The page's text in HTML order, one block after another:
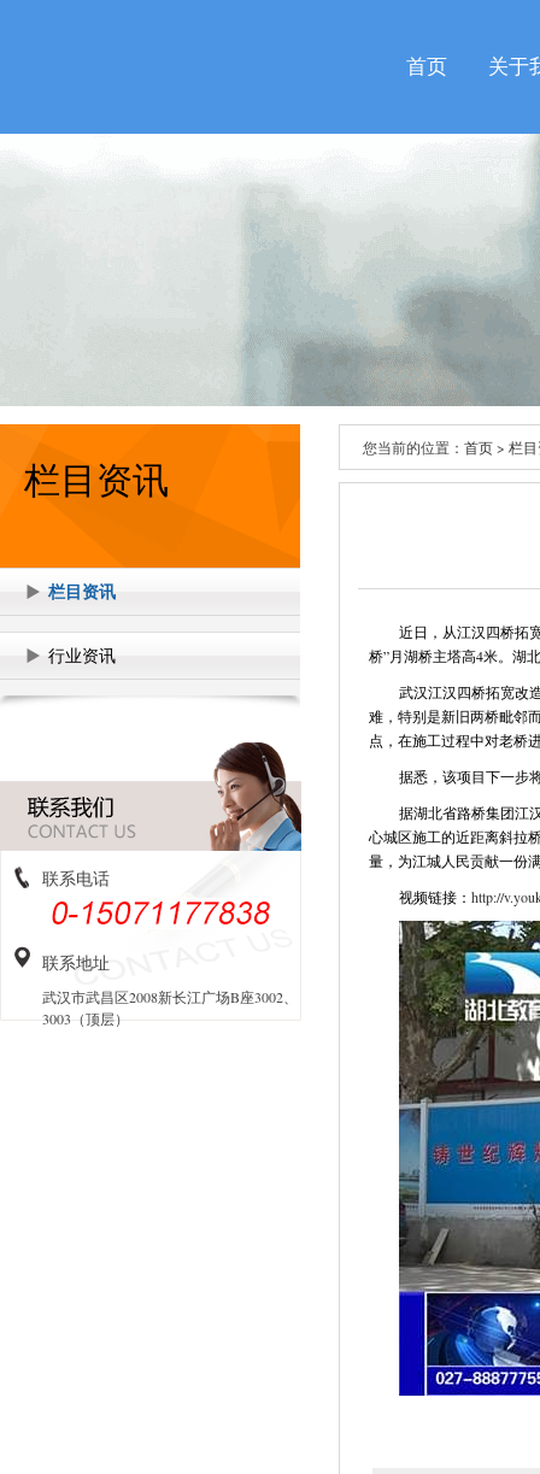
首页 关于
栏目资讯
栏目资讯
行业资讯
联系电话
联系地址
武汉市武昌区2008新长江广场B座3002、
3003（顶层）
您当前的位置： 首页> 栏
近日，从江汉四桥拓
桥”月湖桥主塔高4米。湖
武汉江汉四桥拓宽改
难，特别是新旧两桥毗邻
点，在施工过程中对老桥
据悉，该项目下一步
据湖北省路桥集团江
心城区施工的近距离斜拉
量，为江城人民贡献一份
视频链接： http://